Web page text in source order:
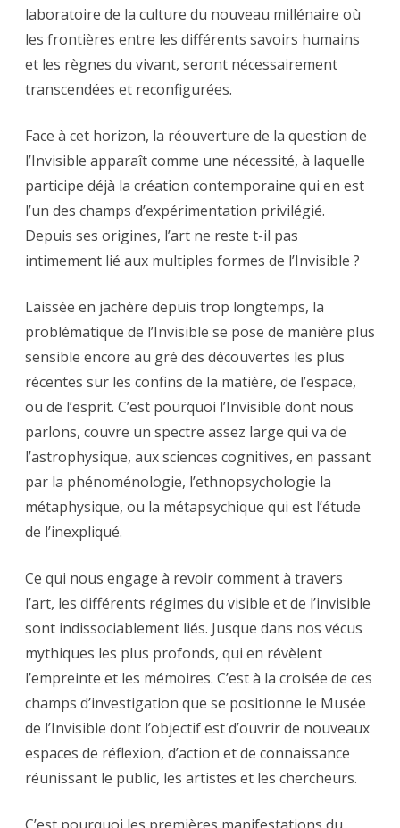
laboratoire de la culture du nouveau millénaire où
les frontières entre les différents savoirs humains
et les règnes du vivant, seront nécessairement
transcendées et reconfigurées.
Face à cet horizon, la réouverture de la question de
l’Invisible apparaît comme une nécessité, à laquelle
participe déjà la création contemporaine qui en est
l’un des champs d’expérimentation privilégié.
Depuis ses origines, l’art ne reste t-il pas
intimement lié aux multiples formes de l’Invisible ?
Laissée en jachère depuis trop longtemps, la
problématique de l’Invisible se pose de manière plus
sensible encore au gré des découvertes les plus
récentes sur les confins de la matière, de l’espace,
ou de l’esprit. C’est pourquoi l’Invisible dont nous
parlons, couvre un spectre assez large qui va de
l’astrophysique, aux sciences cognitives, en passant
par la phénoménologie, l’ethnopsychologie la
métaphysique, ou la métapsychique qui est l’étude
de l’inexpliqué.
Ce qui nous engage à revoir comment à travers
l’art, les différents régimes du visible et de l’invisible
sont indissociablement liés. Jusque dans nos vécus
mythiques les plus profonds, qui en révèlent
l’empreinte et les mémoires. C’est à la croisée de ces
champs d’investigation que se positionne le Musée
de l’Invisible dont l’objectif est d’ouvrir de nouveaux
espaces de réflexion, d’action et de connaissance
réunissant le public, les artistes et les chercheurs.
C’est pourquoi les premières manifestations du